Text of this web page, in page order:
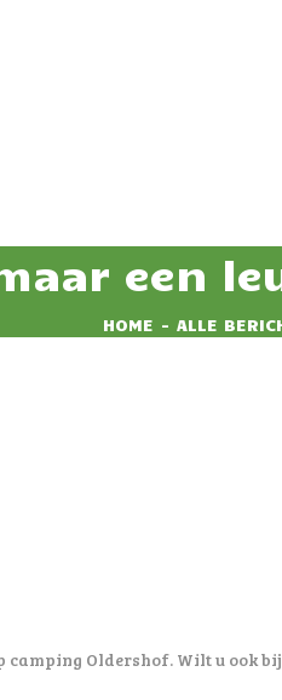
een
HOME ALLE
camping Oldershof. Wilt u ook